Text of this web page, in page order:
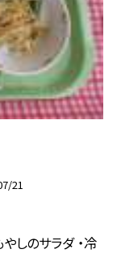
21
やしのサラダ ・冷